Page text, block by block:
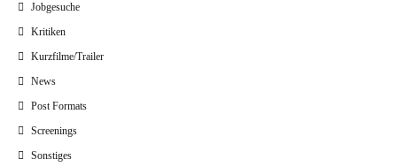
Jobgesuche
Kritiken
Kurzfilme/Trailer
News
Post Formats
Screenings
Sonstiges